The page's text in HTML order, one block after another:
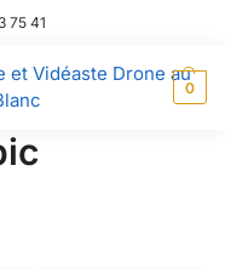
75 41
et Vidéaste Drone au
0